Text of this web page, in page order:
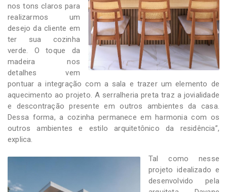
nos tons claros para
realizarmos um
desejo da cliente em
ter sua cozinha
verde. O toque da
madeira nos
detalhes vem
pontuar a integração com a sala e trazer um elemento de
aquecimento ao projeto. A serralheria preta traz a jovialidade
e descontração presente em outros ambientes da casa.
Dessa forma, a cozinha permanece em harmonia com os
outros ambientes e estilo arquitetônico da residência”,
explica.
Tal como nesse
projeto idealizado e
desenvolvido pela